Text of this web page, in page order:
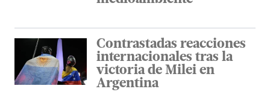
Contrastadas reacciones
internacionales tras la
victoria de Milei en
Argentina